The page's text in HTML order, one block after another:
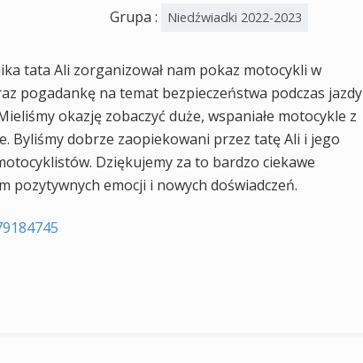
Grupa : Niedźwiadki 2022-2023
tata Ali zorganizował nam pokaz motocykli w
pogadankę na temat bezpieczeństwa podczas jazdy
okazję zobaczyć duże, wspaniałe motocykle z
Byliśmy dobrze zaopiekowani przez tatę Ali i jego
Dziękujemy za to bardzo ciekawe
pozytywnych emocji i nowych doświadczeń.